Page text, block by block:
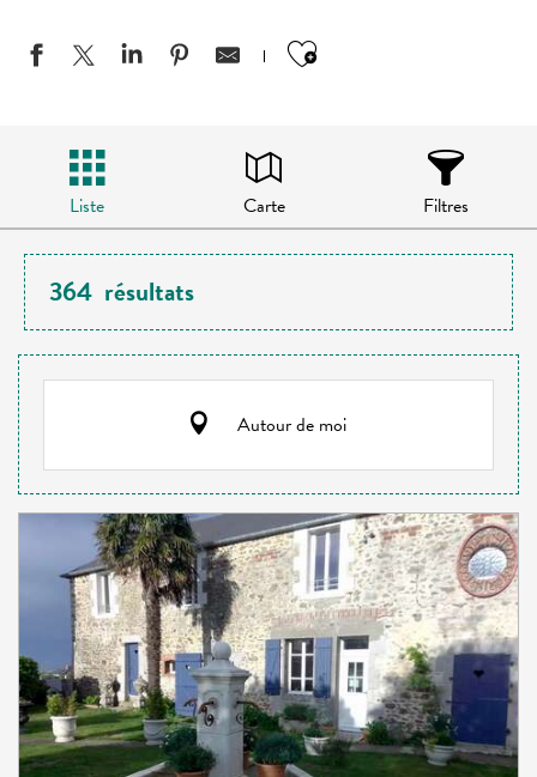
Ajouter aux
Liste Carte Filtres
364 résultats
Autour de moi